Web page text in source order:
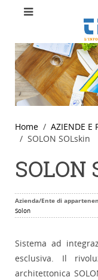
Home AZIENDE E
SOLON SOLskin
SOLON
Azienda/Ente di
Solon
Sistema ad
esclusiva. Il
architettonica